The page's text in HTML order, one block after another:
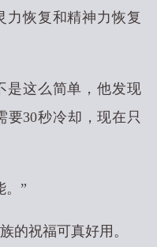
力恢复和精神力恢复
是这么简单，他发现
要30秒冷却，现在只
。”
的祝福可真好用。